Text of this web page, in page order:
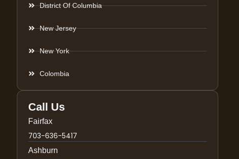
District Of Columbia
New Jersey
New York
Colombia
Call Us
Fairfax
703-636-5417
Ashburn